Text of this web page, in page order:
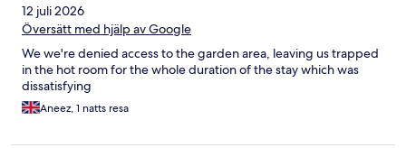
12 juli 2026
Översätt med hjälp av Google
We we're denied access to the garden area, leaving us trapped
in the hot room for the whole duration of the stay which was
dissatisfying
Aneez, 1 natts resa